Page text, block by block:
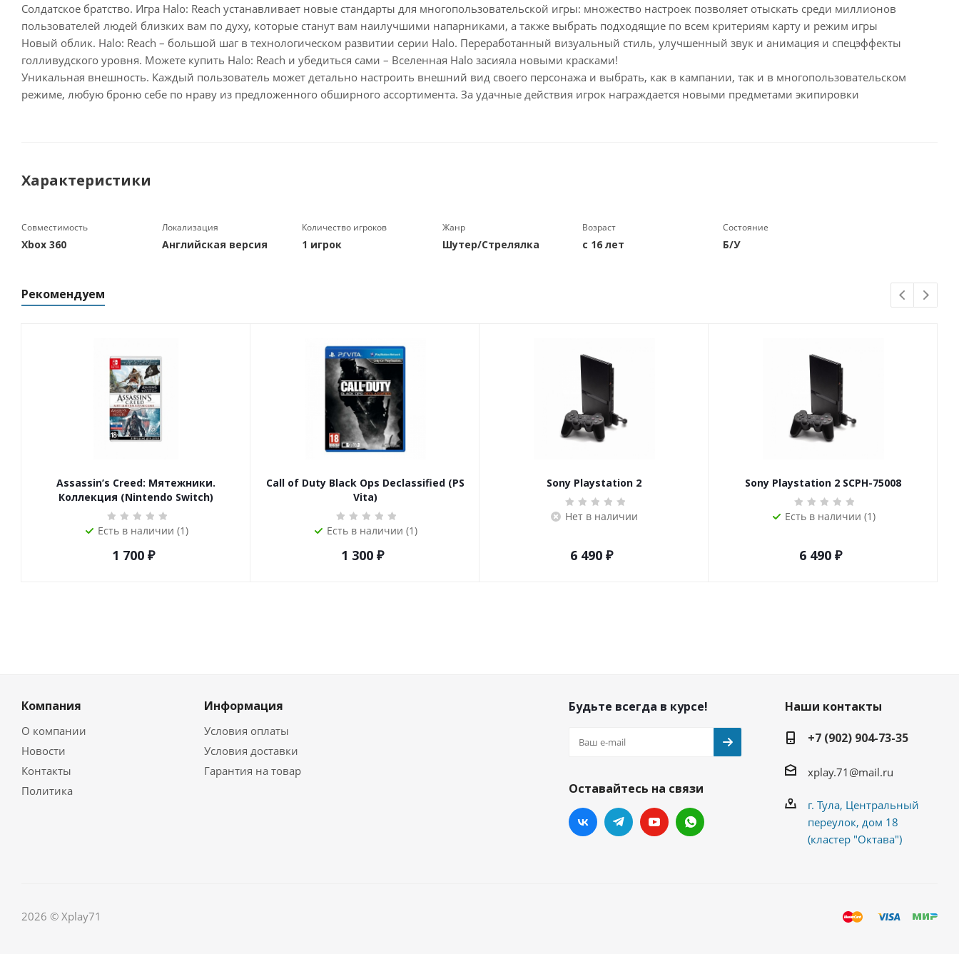
Солдатское братство. Игра Halo: Reach устанавливает новые стандарты для многопользовательской игры: множество настроек позволяет отыскать среди миллионов
пользователей людей близких вам по духу, которые станут вам наилучшими напарниками, а также выбрать подходящие по всем критериям карту и режим игры
Новый облик. Halo: Reach – большой шаг в технологическом развитии серии Halo. Переработанный визуальный стиль, улучшенный звук и анимация и спецэффекты
голливудского уровня. Можете купить Halo: Reach и убедиться сами – Вселенная Halo засияла новыми красками!
Уникальная внешность. Каждый пользователь может детально настроить внешний вид своего персонажа и выбрать, как в кампании, так и в многопользовательском
режиме, любую броню себе по нраву из предложенного обширного ассортимента. За удачные действия игрок награждается новыми предметами экипировки
Характеристики
Совместимость
Xbox 360
Локализация
Английская версия
Количество игроков
1 игрок
Жанр
Шутер/Стрелялка
Возраст
с 16 лет
Состояние
Б/У
Рекомендуем
Assassin’s Creed: Мятежники.
Коллекция (Nintendo Switch)
Есть в наличии (1)
1 700 ₽
Call of Duty Black Ops Declassified (PS
Vita)
Есть в наличии (1)
1 300 ₽
Sony Playstation 2
Нет в наличии
6 490 ₽
Sony Playstation 2 SCPH-75008
Есть в наличии (1)
6 490 ₽
Компания
О компании
Новости
Контакты
Политика
Информация
Условия оплаты
Условия доставки
Гарантия на товар
Будьте всегда в курсе!
Оставайтесь на связи
Наши контакты
+7 (902) 904-73-35
xplay.71@mail.ru
г. Тула, Центральный
переулок, дом 18
(кластер "Октава")
2026 © Xplay71